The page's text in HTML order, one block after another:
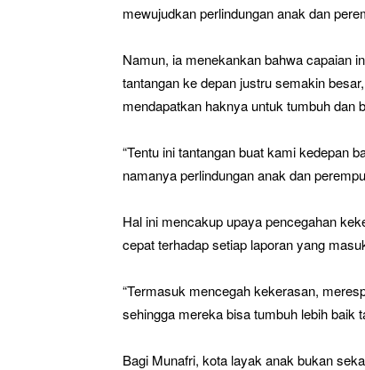
mewujudkan perlindungan anak dan
Namun, ia menekankan bahwa capaian
tantangan ke depan justru semakin
mendapatkan haknya untuk tumbuh dan
“Tentu ini tantangan buat kami kedepan
namanya perlindungan anak dan
Hal ini mencakup upaya pencegahan
cepat terhadap setiap laporan yang
“Termasuk mencegah kekerasan,
sehingga mereka bisa tumbuh lebih baik
Bagi Munafri, kota layak anak bukan